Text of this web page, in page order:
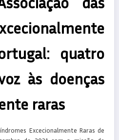
quatro
às doenças
raras
Excecionalmente Raras de